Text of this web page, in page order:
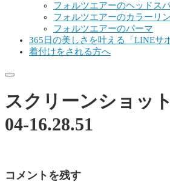
フォルツエアーのヘッドス
フォルツエアーのカラーリ
フォルツエアーのパーマ
365日の美しさを叶える「LINEサ
着付けをされる方へ
スクリーンショッ
04-16.28.51
コメントを残す